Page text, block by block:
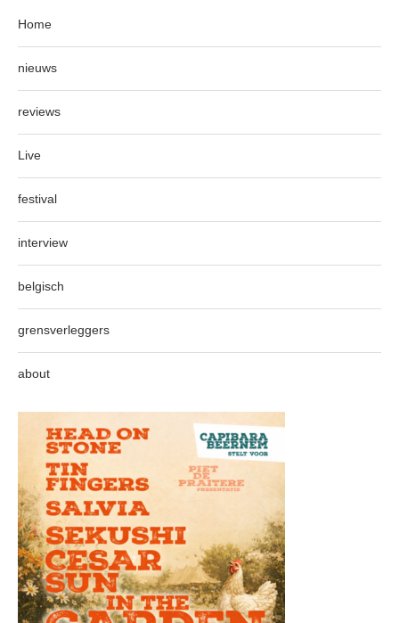
Home
nieuws
reviews
Live
festival
interview
belgisch
grensverleggers
about